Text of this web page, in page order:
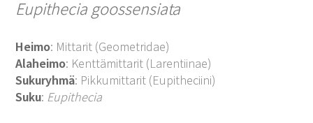
Eupithecia goossensiata
Heimo: Mittarit (Geometridae)
Alaheimo: Kenttämittarit (Larentiinae)
Sukuryhmä: Pikkumittarit (Eupitheciini)
Suku: Eupithecia